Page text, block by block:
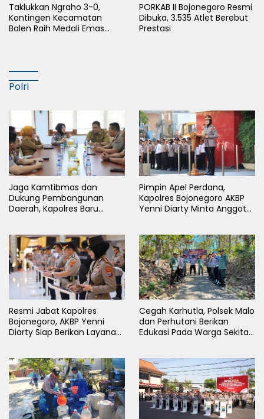
Taklukkan Ngraho 3-0,
Kontingen Kecamatan
Balen Raih Medali Emas
PORKAB II Bojonegoro Resmi
Dibuka, 3.535 Atlet Berebut
Prestasi
Polri
Jaga Kamtibmas dan
Dukung Pembangunan
Daerah, Kapolres Baru
Pimpin Apel Perdana,
Kapolres Bojonegoro AKBP
Yenni Diarty Minta Anggota
Resmi Jabat Kapolres
Bojonegoro, AKBP Yenni
Diarty Siap Berikan Layanan
Cegah Karhutla, Polsek Malo
dan Perhutani Berikan
Edukasi Pada Warga Sekitar